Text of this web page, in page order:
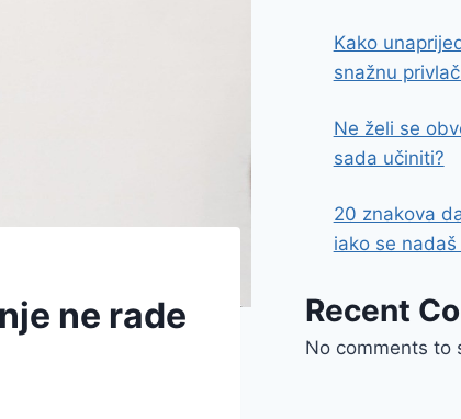
ne rade
Kako
snažnu
Ne želi se
sada učiniti?
20 znakova
iako se nadaš
Recent
No comments to